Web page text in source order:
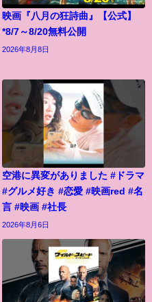
映画『八月の狂詩曲』【公式】
*8/7～8/20無料公開
2026年8月8日
空港に異変がありました #ドラマ
#グルメ好き #恋愛 #映画red #名
言 #映画 #社長
2026年8月6日